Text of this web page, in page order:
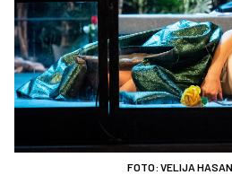
FOTO: VELIJA